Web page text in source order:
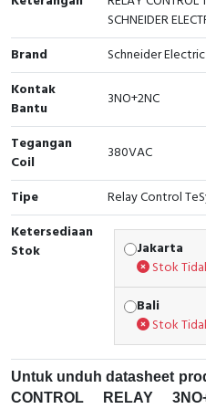
Cable Operated Switch
Signalling Columns
Safety Sensors
Pressure Switch
Ultrasonic & Rotary
Limit Switch
Inductive Sensors
Cam Switch
Panel Box
SCHNEIDER
Brand
Schneider Electric
Kontak
Bantu
3NO+2NC
Tegangan
Coil
380VAC
Tipe
Relay Control
Ketersediaan
Stok
Jakarta
Stok
Bali
Stok
Untuk unduh datasheet
CONTROL RELAY